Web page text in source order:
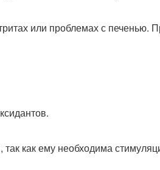
или проблемах с
так как ему необходима